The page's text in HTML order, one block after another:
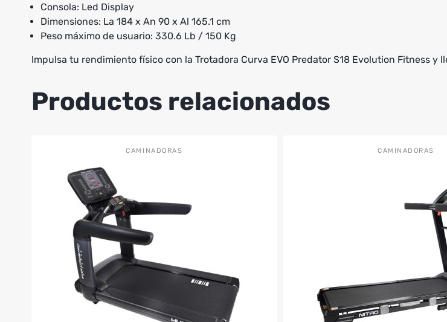
Consola: Led Display
Dimensiones: La 184 x An 90 x Al 165.1 cm
Peso máximo de usuario: 330.6 Lb / 150 Kg
Impulsa tu rendimiento físico con la Trotadora Curva EVO Predator S18 Evolution Fitness
Productos relacionados
CAMINADORAS CAMINADORAS